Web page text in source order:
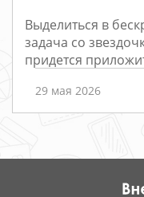
Выделиться в
задача со
придется
29 мая 2026
РАЗРАБОТКА
Редизайн
Порталы
Интернет-
магазины